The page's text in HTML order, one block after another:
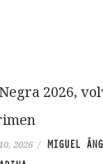
2026,
2026 / MIGUEL